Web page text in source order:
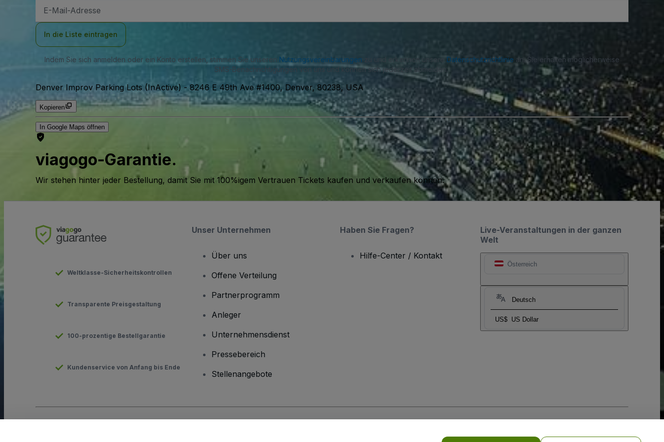
Mail-
In die Liste eintragen
Indem Sie sich anmelden oder ein Konto erstellen, stimmen Sie unseren Nutzungsvereinbarungen zu und erkennen unsere Datenschutzrichtlinie an. Sie erhalten möglicherweise
SMS-Benachrichtigungen von uns und können sich jederzeit abmelden.
Denver Improv Parking Lots (InActive) -8246 E 49th Ave #1400, Denver, 80238, USA
Kopieren
In Google Maps öffnen
viagogo-Garantie.
Wir stehen hinter jeder Bestellung, damit Sie mit 100%igem Vertrauen Tickets kaufen und verkaufen können.
Live-Veranstaltungen in der ganzen
Welt
Österreich
Deutsch
US$ US Dollar
Weltklasse-Sicherheitskontrollen
Transparente Preisgestaltung
100-prozentige Bestellgarantie
Kundenservice von Anfang bis Ende
Unser Unternehmen
Über uns
Offene Verteilung
Partnerprogramm
Anleger
Unternehmensdienst
Pressebereich
Stellenangebote
Haben Sie Fragen?
Hilfe-Center / Kontakt
Cookie-RichtlinieundDatenschutzrichtlinie für Mobilanwendungen